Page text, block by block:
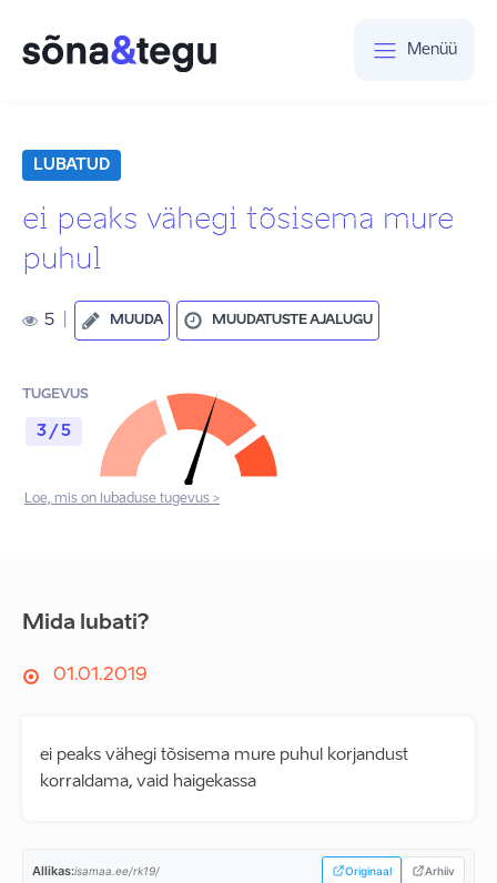
Menüü
LUBATUD
ei peaks vähegi tõsisema mure
puhul
5 MUUDA MUUDATUSTE AJALUGU
TUGEVUS
3 / 5
Loe, mis on lubaduse tugevus >
Mida lubati?
01.01.2019
ei peaks vähegi tõsisema mure puhul korjandust
korraldama, vaid haigekassa
Allikas:isamaa.ee/rk19/ Originaal Arhiiv